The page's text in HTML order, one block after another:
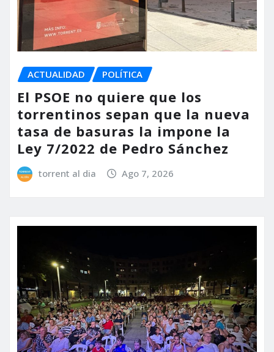
ACTUALIDAD POLÍTICA
El PSOE no quiere que los
torrentinos sepan que la nueva
tasa de basuras la impone la
Ley 7/2022 de Pedro Sánchez
torrent al dia Ago 7, 2026